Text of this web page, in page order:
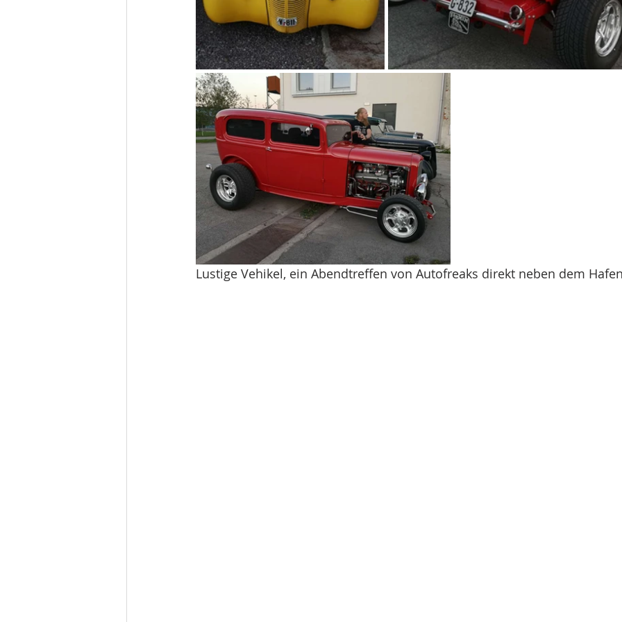
Lustige Vehikel, ein Abendtreffen von Autofreaks direkt neben dem